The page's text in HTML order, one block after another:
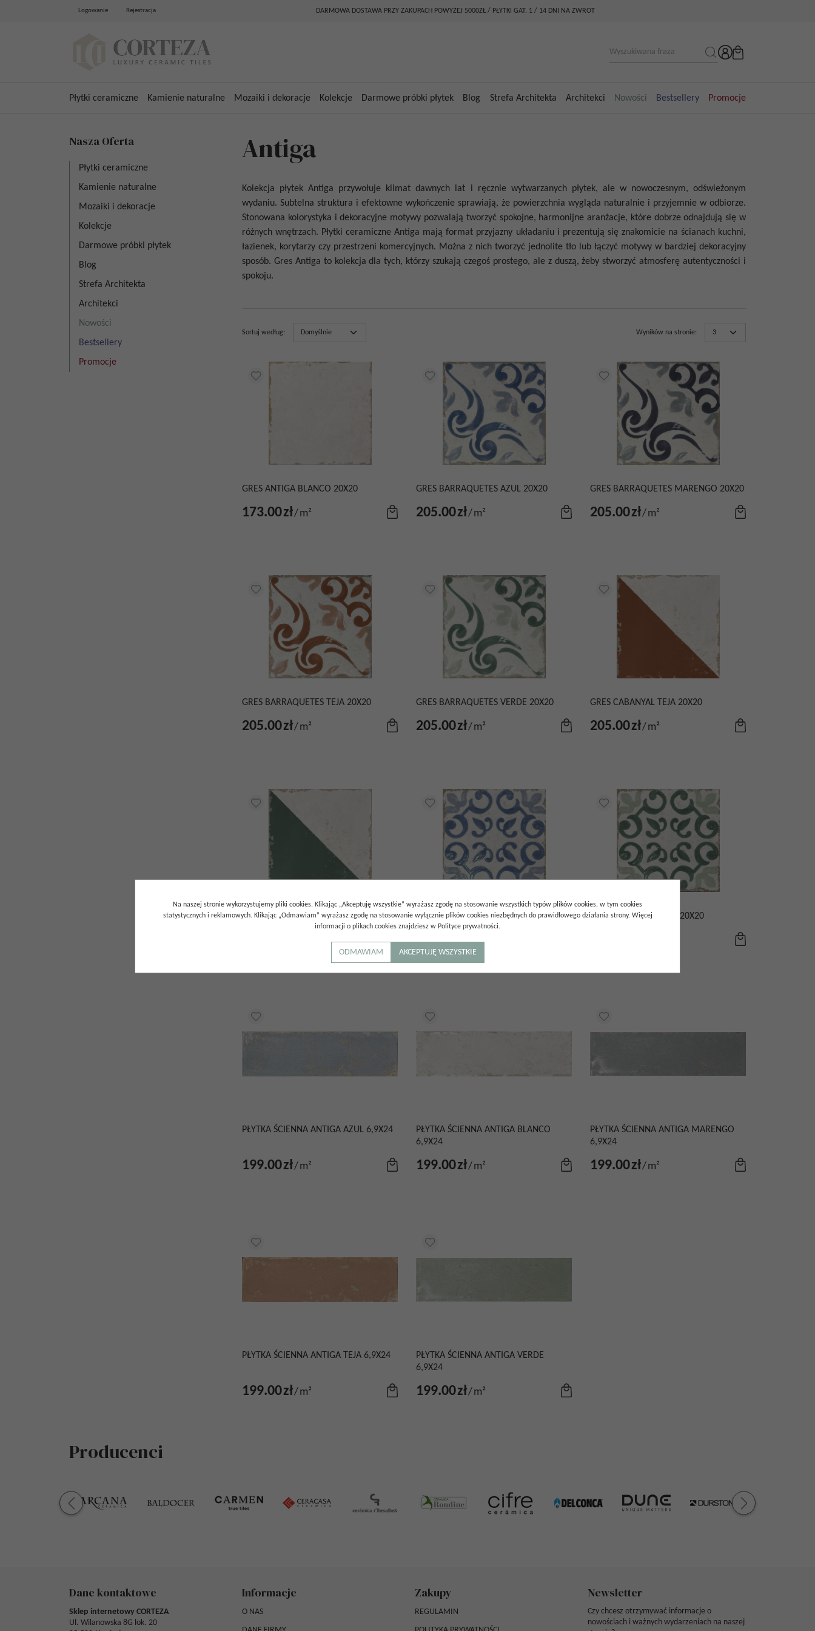
Logowanie Rejestracja DARMOWA DOSTAWA PRZY ZAKUPACH POWYŻEJ 5000ZŁ / PŁYTKI GAT. 1 / 14 DNI NA ZWROT
Płytki ceramiczne Kamienie naturalne Mozaiki i dekoracje Kolekcje Darmowe próbki płytek Blog Strefa Architekta Architekci Nowości Bestsellery Promocje
Antiga
Kolekcja płytek Antiga przywołuje klimat dawnych lat i ręcznie wytwarzanych płytek, ale w nowoczesnym, odświeżonym
wydaniu. Subtelna struktura i efektowne wykończenie sprawiają, że powierzchnia wygląda naturalnie i przyjemnie w odbiorze.
Stonowana kolorystyka i dekoracyjne motywy pozwalają tworzyć spokojne, harmonijne aranżacje, które dobrze odnajdują się w
różnych wnętrzach. Płytki ceramiczne Antiga mają format przyjazny układaniu i prezentują się znakomicie na ścianach kuchni,
łazienek, korytarzy czy przestrzeni komercyjnych. Można z nich tworzyć jednolite tło lub łączyć motywy w bardziej dekoracyjny
sposób. Gres Antiga to kolekcja dla tych, którzy szukają czegoś prostego, ale z duszą, żeby stworzyć atmosferę autentyczności i
spokoju.
Sortuj według: Wyników na stronie:
GRES ANTIGA BLANCO 20X20
173.00zł/m²
GRES BARRAQUETES AZUL 20X20
205.00zł/m²
GRES BARRAQUETES MARENGO 20X20
205.00zł/m²
GRES BARRAQUETES TEJA 20X20
205.00zł/m²
GRES BARRAQUETES VERDE 20X20
205.00zł/m²
GRES CABANYAL TEJA 20X20
205.00zł/m²
GRES CABANYAL VERDE 20X20 GRES MARENY AZUL 20X20
205.00zł/m²
GRES MARENY VERDE 20X20
PŁYTKA ŚCIENNA ANTIGA AZUL 6,9X24
199.00zł/m²
PŁYTKA ŚCIENNA ANTIGA BLANCO
6,9X24
199.00zł/m²
PŁYTKA ŚCIENNA ANTIGA MARENGO
6,9X24
199.00zł/m²
PŁYTKA ŚCIENNA ANTIGA TEJA 6,9X24
199.00zł/m²
PŁYTKA ŚCIENNA ANTIGA VERDE
6,9X24
199.00zł/m²
Nasza Oferta
Płytki ceramiczne
Kamienie naturalne
Mozaiki i dekoracje
Kolekcje
Darmowe próbki płytek
Blog
Strefa Architekta
Architekci
Nowości
Bestsellery
Promocje
Producenci
Dane kontaktowe
Sklep internetowy CORTEZA
Ul. Wilanowska 8G lok. 20
Informacje
O NAS
Zakupy
REGULAMIN
Newsletter
Czy chcesz otrzymywać informacje o
nowościach i ważnych wydarzeniach na naszej
Na naszej stronie wykorzystujemy pliki cookies. Klikając „Akceptuję wszystkie” wyrażasz zgodę na stosowanie wszystkich typów plików cookies, w tym cookies
statystycznych i reklamowych. Klikając „Odmawiam” wyrażasz zgodę na stosowanie wyłącznie plików cookies niezbędnych do prawidłowego działania strony. Więcej
informacji o plikach cookies znajdziesz w Polityce prywatności.
ODMAWIAM AKCEPTUJĘ WSZYSTKIE